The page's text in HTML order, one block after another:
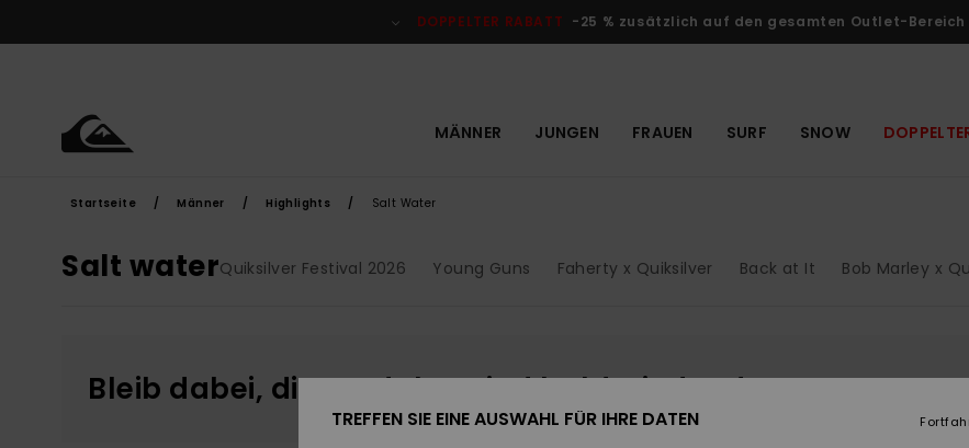
springen
DOPPELTER RABATT -25 % zusätzlich auf den gesamten Outlet-Bereich
MÄNNER JUNGEN FRAUEN SURF SNOW
Startseite Männer Highlights Salt Water
Salt waterQuiksilver Festival 2026 Young Guns Faherty x Quiksilver Back at It Bob Marley x
Bleib dabei, die Produkte sind bald wieder da
TREFFEN SIE EINE AUSWAHL FÜR IHRE DATEN